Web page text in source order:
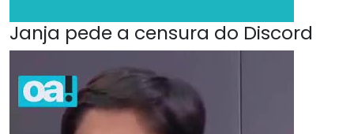
Janja pede a censura do Discord